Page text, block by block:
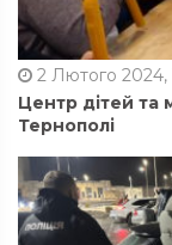
2 Лютого 2024,
Центр дітей та
Тернополі